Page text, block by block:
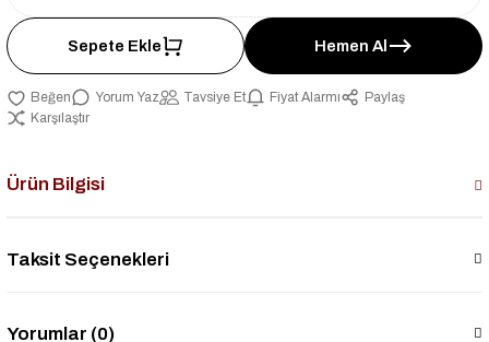
Sepete Ekle Hemen Al
Yorum Yaz Tavsiye Et Fiyat Alarmı
Paylaş
Karşılaştır
Ürün Bilgisi
Taksit Seçenekleri
Yorumlar (0)